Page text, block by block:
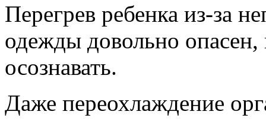
Перегрев ребенка из-за
одежды довольно
осознавать.
Даже переохлаждение